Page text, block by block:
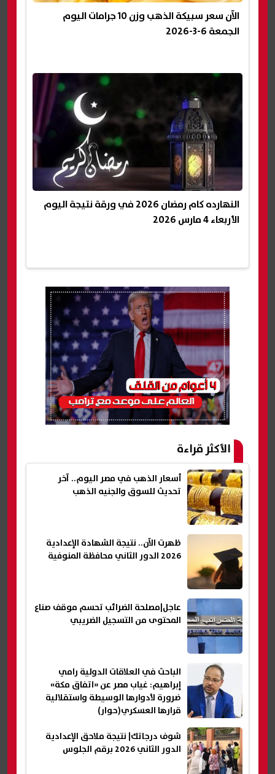
الآن سعر سبيكة الذهب وزن 10 جرامات اليوم
الجمعة 6-3-2026
النهارده كام رمضان 2026 في ورقة نتيجة اليوم
الأربعاء 4 مارس 2026
الأكثر قراءة
أسعار الذهب في مصر اليوم.. آخر
تحديث للسوق والجنيه الذهب
ظهرت الآن.. نتيجة الشهادة الإعدادية
2026 الدور الثاني محافظة المنوفية
عاجل|مصلحة الضرائب تحسم موقف صناع
المحتوى من التسجيل الضريبي
الباحث في العلاقات الدولية رامي
إبراهيم: غياب مصر عن «اتفاق مكة»
ضرورة لأدوارها الوسيطة واستقلالية
قرارها العسكري(حوار)
شوف درجاتك| نتيجة ملاحق الإعدادية
الدور الثاني 2026 برقم الجلوس